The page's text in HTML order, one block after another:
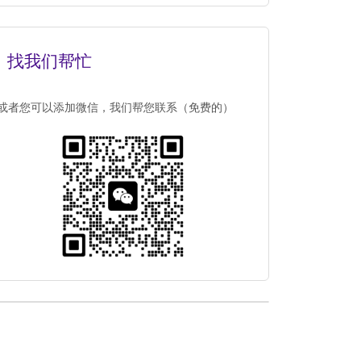
找我们帮忙
者您可以添加微信，我们帮您联系（免费的）